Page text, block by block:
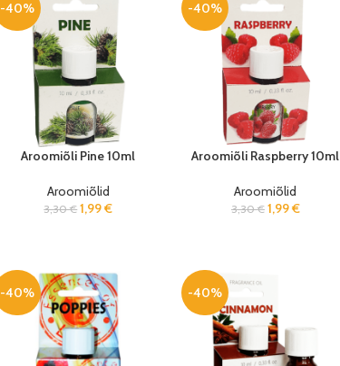
-40%
Aroomiõli Pine 10ml
Aroomiõlid
3,30€ 1,99€
-40%
Aroomiõli Raspberry 10ml
Aroomiõlid
3,30€ 1,99€
-40% -40%